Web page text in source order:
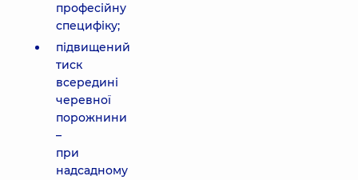
професійну
специфіку;
підвищений
тиск
всередині
черевної
порожнини
–
при
надсадному